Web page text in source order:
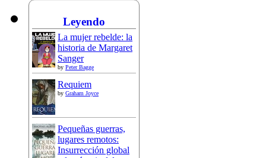
Leyendo
La mujer rebelde: la
historia de Margaret
Sanger
by Peter Bagge
Requiem
by Graham Joyce
Pequeñas guerras,
lugares remotos:
Insurrección global